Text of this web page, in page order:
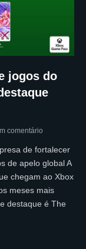
jogos do
comentário
de fortalecer
de apelo global A
chegam ao Xbox
meses mais
destaque é The